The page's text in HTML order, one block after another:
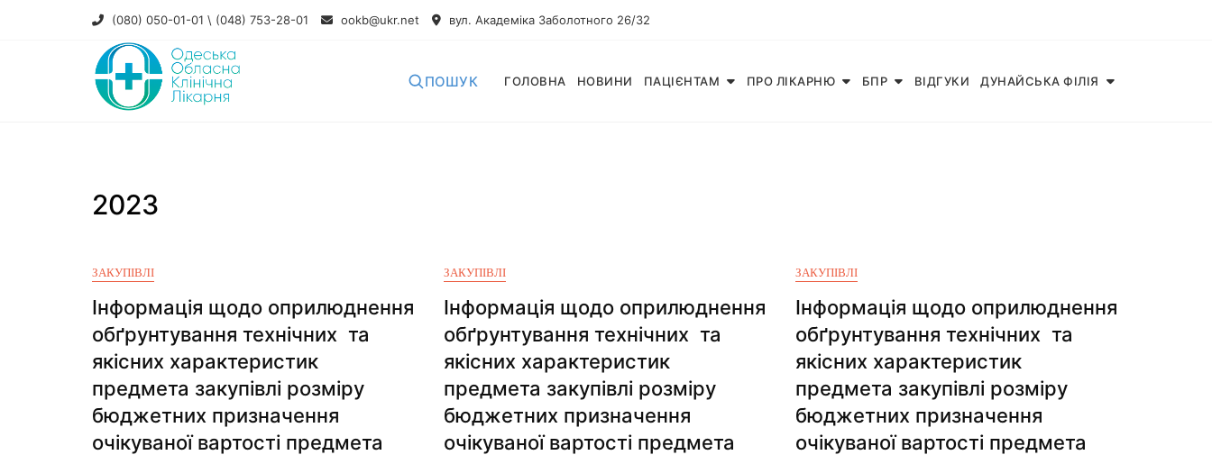
(080) 050-01-01 \ (048) 753-28-01 ookb@ukr.net вул. Академіка Заболотного 26/32
ПОШУК ГОЛОВНА НОВИНИ ПАЦІЄНТАМ ПРО ЛІКАРНЮ БПР ВІДГУКИ ДУНАЙСЬКА ФІЛІЯ
2023
ЗАКУПІВЛІ
Інформація щодо оприлюднення
обґрунтування технічних та
якісних характеристик
предмета закупівлі розміру
бюджетних призначення
очікуваної вартості предмета
ЗАКУПІВЛІ
Інформація щодо оприлюднення
обґрунтування технічних та
якісних характеристик
предмета закупівлі розміру
бюджетних призначення
очікуваної вартості предмета
ЗАКУПІВЛІ
Інформація щодо оприлюднення
обґрунтування технічних та
якісних характеристик
предмета закупівлі розміру
бюджетних призначення
очікуваної вартості предмета